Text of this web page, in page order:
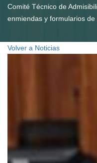
Comité Técnico de
enmiendas y formularios
Volver a Noticias